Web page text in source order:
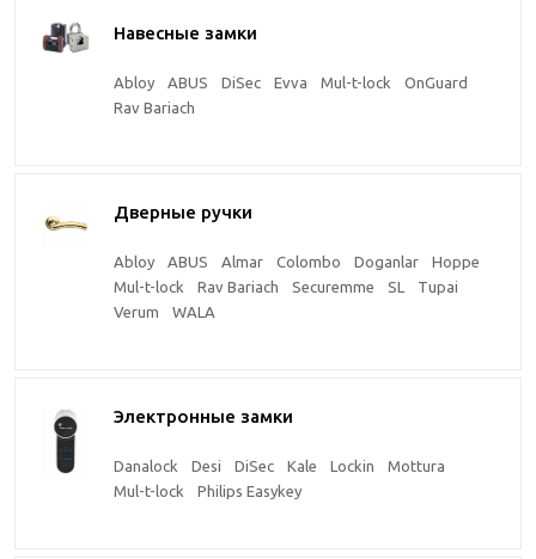
Навесные замки
Abloy ABUS DiSec Evva Mul-t-lock
OnGuard
Rav Bariach
Дверные ручки
Abloy ABUS Almar Colombo Doganlar
Hoppe
Mul-t-lock
Rav Bariach Securemme SL
Tupai
Verum
WALA
Электронные замки
Danalock Desi DiSec Kale Lockin
Mottura
Mul-t-lock
Philips Easykey